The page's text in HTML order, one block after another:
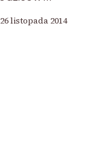
26 listopada 2014